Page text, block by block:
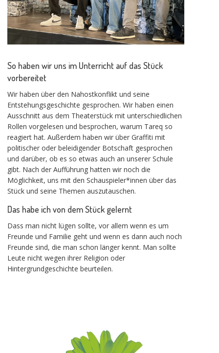
So haben wir uns im Unterricht auf das Stück
vorbereitet
Wir haben über den Nahostkonflikt und seine
Entstehungsgeschichte gesprochen. Wir haben einen
Ausschnitt aus dem Theaterstück mit unterschiedlichen
Rollen vorgelesen und besprochen, warum Tareq so
reagiert hat. Außerdem haben wir über Graffiti mit
politischer oder beleidigender Botschaft gesprochen
und darüber, ob es so etwas auch an unserer Schule
gibt. Nach der Aufführung hatten wir noch die
Möglichkeit, uns mit den Schauspieler*innen über das
Stück und seine Themen auszutauschen.
Das habe ich von dem Stück gelernt
Dass man nicht lügen sollte, vor allem wenn es um
Freunde und Familie geht und wenn es dann auch noch
Freunde sind, die man schon länger kennt. Man sollte
Leute nicht wegen ihrer Religion oder
Hintergrundgeschichte beurteilen.